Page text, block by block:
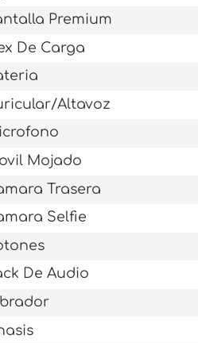
Premium
De Carga
Altavoz
Mojado
Trasera
Selfie
De Audio